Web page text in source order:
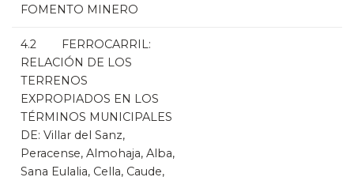
FOMENTO MINERO
4.2 FERROCARRIL:
RELACIÓN DE LOS
TERRENOS
EXPROPIADOS EN LOS
TÉRMINOS MUNICIPALES
DE: Villar del Sanz,
Peracense, Almohaja, Alba,
Sana Eulalia, Cella, Caude,